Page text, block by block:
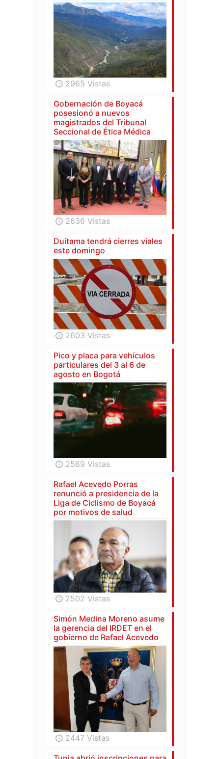
2965 Vistas
Gobernación de Boyacá
posesionó a nuevos
magistrados del Tribunal
Seccional de Ética Médica
2636 Vistas
Duitama tendrá cierres viales
este domingo
2603 Vistas
Pico y placa para vehículos
particulares del 3 al 6 de
agosto en Bogotá
2589 Vistas
Rafael Acevedo Porras
renunció a presidencia de la
Liga de Ciclismo de Boyacá
por motivos de salud
2502 Vistas
Simón Medina Moreno asume
la gerencia del IRDET en el
gobierno de Rafael Acevedo
2447 Vistas